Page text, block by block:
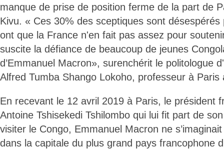
manque de prise de position ferme de la part de
Kivu. « Ces 30% des sceptiques sont désespérés
ont que la France n'en fait pas assez pour
suscite la défiance de beaucoup de jeunes
d’Emmanuel Macron», surenchérit le politologue
Alfred Tumba Shango Lokoho, professeur à Paris
En recevant le 12 avril 2019 à Paris, le président
Antoine Tshisekedi Tshilombo qui lui fit part de
visiter le Congo, Emmanuel Macron ne
dans la capitale du plus grand pays francophone